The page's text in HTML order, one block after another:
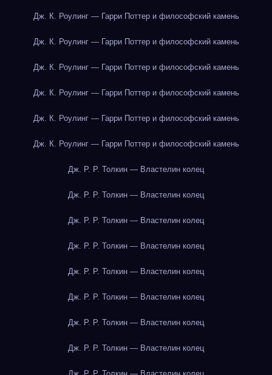
Дж. К. Роулинг — Гарри Поттер и философский камень
Дж. К. Роулинг — Гарри Поттер и философский камень
Дж. К. Роулинг — Гарри Поттер и философский камень
Дж. К. Роулинг — Гарри Поттер и философский камень
Дж. К. Роулинг — Гарри Поттер и философский камень
Дж. К. Роулинг — Гарри Поттер и философский камень
Дж. Р. Р. Толкин — Властелин колец
Дж. Р. Р. Толкин — Властелин колец
Дж. Р. Р. Толкин — Властелин колец
Дж. Р. Р. Толкин — Властелин колец
Дж. Р. Р. Толкин — Властелин колец
Дж. Р. Р. Толкин — Властелин колец
Дж. Р. Р. Толкин — Властелин колец
Дж. Р. Р. Толкин — Властелин колец